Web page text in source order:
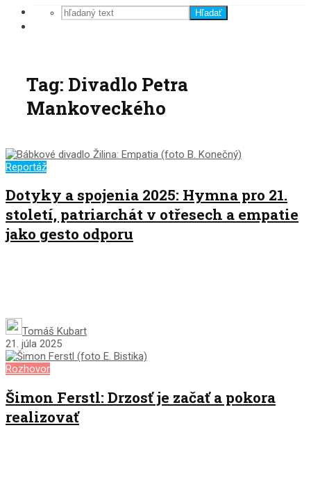
Hľadať
Tag: Divadlo Petra
Mankoveckého
Reportáž
Dotyky a spojenia 2025: Hymna pro 21.
století, patriarchát v otřesech a empatie
jako gesto odporu
Tomáš Kubart
21. júla 2025
Rozhovor
Šimon Ferstl: Drzosť je začať a pokora
realizovať